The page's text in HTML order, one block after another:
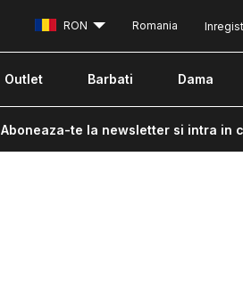
RON Romania
Outlet Barbati Dama
Aboneaza-te la newsletter si intra in